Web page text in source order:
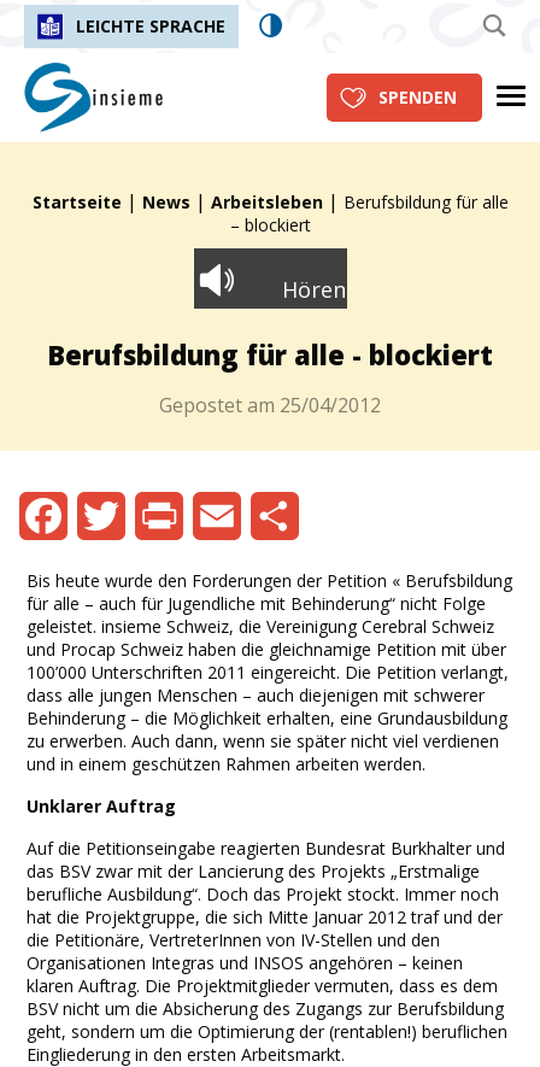
LEICHTE SPRACHE
insieme.ch
SPENDEN
Fil d'Ariane :
Startseite | News | Arbeitsleben | Berufsbildung für alle
– blockiert
Hören
Berufsbildung für alle - blockiert
Gepostet am 25/04/2012
Bis heute wurde den Forderungen der Petition « Berufsbildung
für alle – auch für Jugendliche mit Behinderung“ nicht Folge
geleistet. insieme Schweiz, die Vereinigung Cerebral Schweiz
und Procap Schweiz haben die gleichnamige Petition mit über
100’000 Unterschriften 2011 eingereicht. Die Petition verlangt,
dass alle jungen Menschen – auch diejenigen mit schwerer
Behinderung – die Möglichkeit erhalten, eine Grundausbildung
zu erwerben. Auch dann, wenn sie später nicht viel verdienen
und in einem geschützen Rahmen arbeiten werden.
Unklarer Auftrag
Auf die Petitionseingabe reagierten Bundesrat Burkhalter und
das BSV zwar mit der Lancierung des Projekts „Erstmalige
berufliche Ausbildung“. Doch das Projekt stockt. Immer noch
hat die Projektgruppe, die sich Mitte Januar 2012 traf und der
die Petitionäre, VertreterInnen von IV-Stellen und den
Organisationen Integras und INSOS angehören – keinen
klaren Auftrag. Die Projektmitglieder vermuten, dass es dem
BSV nicht um die Absicherung des Zugangs zur Berufsbildung
geht, sondern um die Optimierung der (rentablen!) beruflichen
Eingliederung in den ersten Arbeitsmarkt.